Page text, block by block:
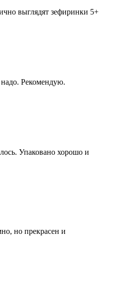
выглядят зефиринки 5+
Рекомендую.
Упаковано хорошо и
но прекрасен и